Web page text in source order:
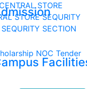
CENTRAL STORE
STORE SEQURITY
SEQURITY SECTION
NOC Tender